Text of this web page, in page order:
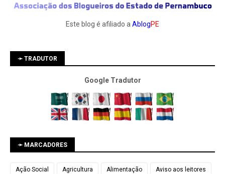
Este blog é afiliado aAblogPE
➛ TRADUTOR
Google Tradutor
➛ MARCADORES
Ação Social Agricultura Alimentação Aviso aos leitores